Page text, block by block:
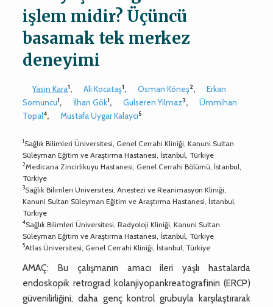
işlem midir? Üçüncü
basamak tek merkez
deneyimi
Yasin Kara1, Ali Kocataş1, Osman Köneş2,
Erkan
Somuncu1, İlhan Gök1, Gulseren Yilmaz3,
Ümmihan
Topal4, Mustafa Uygar Kalaycı5
1Sağlık Bilimleri Üniversitesi, Genel Cerrahi Kliniği, Kanuni Sultan
Süleyman Eğitim ve Araştırma Hastanesi, İstanbul, Türkiye
2Medicana Zincirlikuyu Hastanesi, Genel Cerrahi Bölümü, İstanbul,
Türkiye
3Sağlık Bilimleri Üniversitesi, Anestezi ve Reanimasyon Kliniği,
Kanuni Sultan Süleyman Eğitim ve Araştırma Hastanesi, İstanbul,
Türkiye
4Sağlık Bilimleri Üniversitesi, Radyoloji Kliniği, Kanuni Sultan
Süleyman Eğitim ve Araştırma Hastanesi, İstanbul, Türkiye
5Atlas Üniversitesi, Genel Cerrahi Kliniği, İstanbul, Türkiye
AMAÇ: Bu çalışmanın amacı ileri yaşlı hastalarda
endoskopik retrograd kolanjiyopankreatografinin (ERCP)
güvenilirliğini, daha genç kontrol grubuyla karşılaştırarak